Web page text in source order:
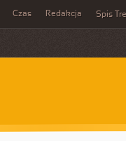
Czas Redakcja Spis